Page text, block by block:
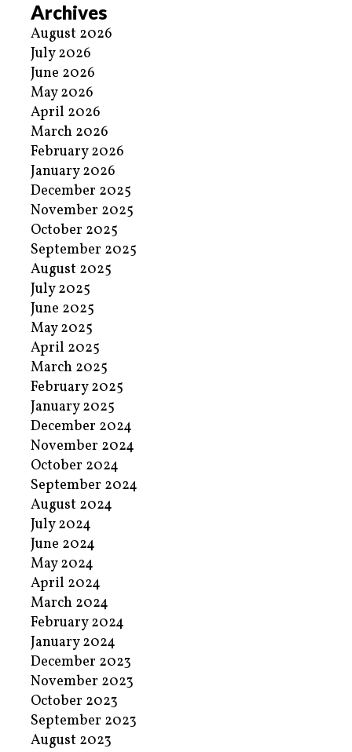
Archives
August 2026
July 2026
June 2026
May 2026
April 2026
March 2026
February 2026
January 2026
December 2025
November 2025
October 2025
September 2025
August 2025
July 2025
June 2025
May 2025
April 2025
March 2025
February 2025
January 2025
December 2024
November 2024
October 2024
September 2024
August 2024
July 2024
June 2024
May 2024
April 2024
March 2024
February 2024
January 2024
December 2023
November 2023
October 2023
September 2023
August 2023